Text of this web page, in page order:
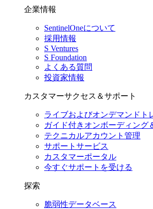
企業情報
SentinelOneについて
採用情報
S Ventures
S Foundation
よくある質問
投資家情報
カスタマーサクセス＆サポート
ライブおよびオンデマンドト
ガイド付きオンボーディング
テクニカルアカウント管理
サポートサービス
カスタマーポータル
今すぐサポートを受ける
探索
脆弱性データベース